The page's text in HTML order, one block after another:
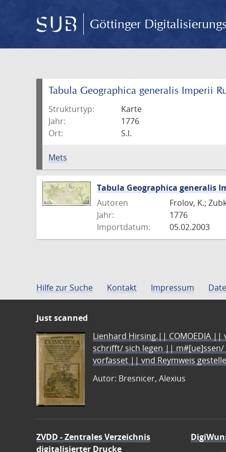
Göttinger
Tabula Geographica generalis Imperii
Strukturtyp:
Karte
Jahr:
1776
Ort:
S.l.
Mets
Tabula Geographica generalis
Autoren
Frolov, K.;
Jahr:
1776
Importdatum:
05.02.2003
Hilfe zur Suche Kontakt Impressum
Just scanned
Lienhard Hirsing.|| COMOEDIA
schrifft/ sich legen ||
vorfasset || vnd Reymweis
Autor: Bresnicer, Alexius
ZVDD - Zentrales Verzeichnis
digitalisierter Drucke